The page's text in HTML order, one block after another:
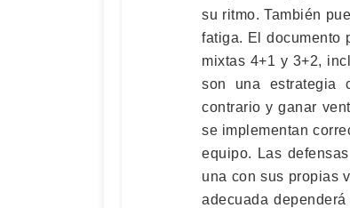
su ritmo. También
fatiga. El documento
mixtas 4+1 y 3+2,
son una estrategia
contrario y ganar
se implementan
equipo. Las
una con sus propias
adecuada